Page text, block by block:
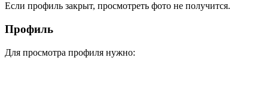
Если профиль закрыт, просмотреть фото не получится.
Профиль
Для просмотра профиля нужно: